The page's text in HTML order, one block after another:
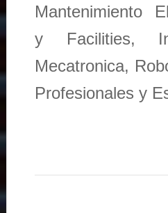
Mantenimiento
y Facilities,
Mecatronica,
Profesionales y